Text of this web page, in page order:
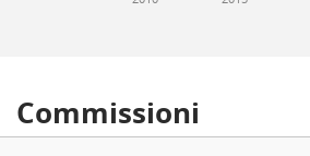
Commissioni